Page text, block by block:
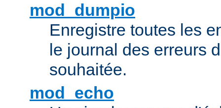
mod_dumpio
Enregistre toutes les
le journal des erreurs
souhaitée.
mod_echo